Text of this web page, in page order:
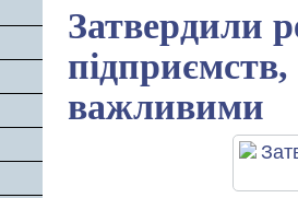
Затвердили
підприємств,
важливими